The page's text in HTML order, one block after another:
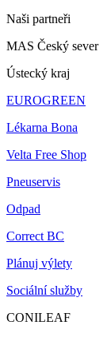
Naši partneři
MAS Český sever
Ústecký kraj
EUROGREEN
Lékarna Bona
Velta Free Shop
Pneuservis
Odpad
Correct BC
Plánuj výlety
Sociální služby
CONILEAF